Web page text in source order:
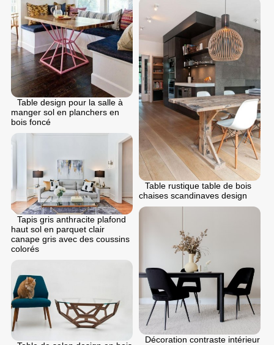
Table design pour la salle à
manger sol en planchers en
bois foncé
Table rustique table de bois
chaises scandinaves design
Tapis gris anthracite plafond
haut sol en parquet clair
canape gris avec des coussins
colorés
Décoration contraste intérieur